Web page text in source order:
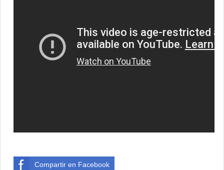
Compartir en Facebook